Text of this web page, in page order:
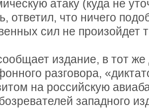
атаку (куда не
ответил, что ничего
сил не произойдет
издание, в тот же
разговора,
на российскую
западного